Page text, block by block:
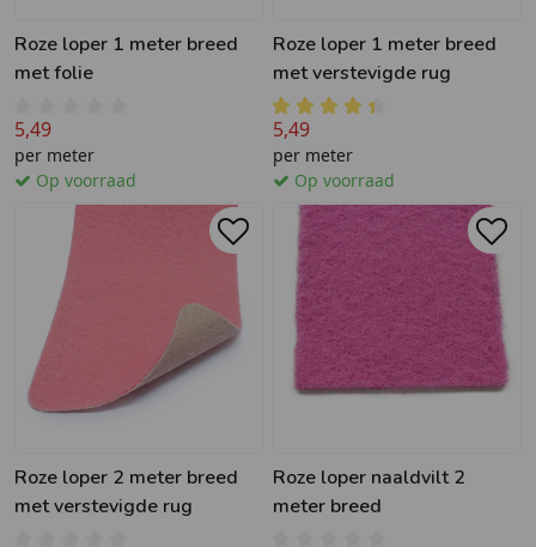
Roze loper 1 meter breed
met folie
5,49
per meter
Op voorraad
Roze loper 1 meter breed
met verstevigde rug
5,49
per meter
Op voorraad
Roze loper 2 meter breed
met verstevigde rug
Roze loper naaldvilt 2
meter breed